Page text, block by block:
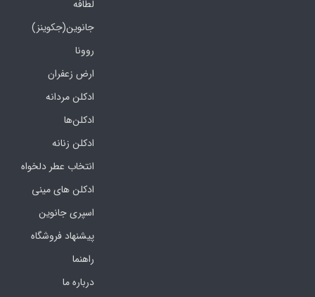
لطافه
جانوین(جکوینز)
روونا
ارض زعفران
ادکلن مردانه
ادکلن‌ها
ادکلن زنانه
انتخاب عطر دلخواه
ادکلن های مینی
اسپری جانوین
پیشنهاد فروشگاه
راهنما
درباره ما